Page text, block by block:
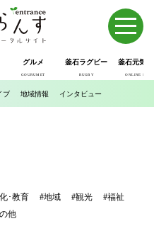
グルメ
GOURUMET
釜石ラグビー
RUGBY
釜石元気
ONLINE SHOP
ブ 地域情報 インタビュー
･教育 #地域 #観光
#福祉
他